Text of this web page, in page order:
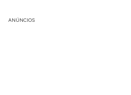
ANÚNCIOS